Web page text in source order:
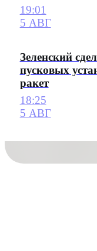
19:01
5 АВГ
Зеленский
пусковых
ракет
18:25
5 АВГ